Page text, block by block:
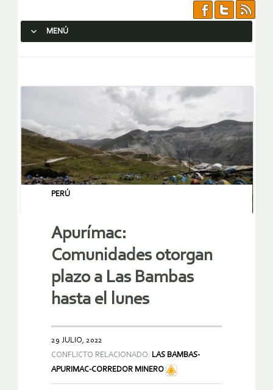
MENÚ
PERÚ
Apurímac:
Comunidades otorgan
plazo a Las Bambas
hasta el lunes
29 JULIO, 2022
CONFLICTO RELACIONADO: LAS BAMBAS-
APURIMAC-CORREDOR MINERO